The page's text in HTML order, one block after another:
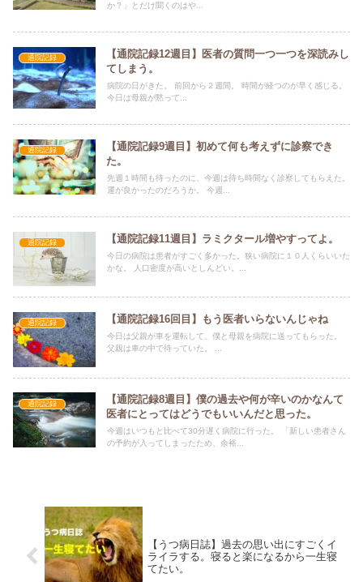
か？」とだけ聞くのはや...
通院記録
【通院記録12週目】医者の質問一つ一つを深読みし
てしまう。
病院の日がきた。 前回から２週間。 時間が経つのが早く感じる。
今日は母親が黙って...
通院記録
【通院記録9週目】初めて何も考えずに診察でき
た。
先週１時間も待ったのに、今週は待ち時間なく診察してもらえた。
運が良かったのだろうか。 今週...
通院記録 【通院記録11週目】ラミクタール増やすってよ。
今日の病院は患者がすごく多かった。狭い病院に１０人くらいいた
かな。 人口密度が高いとしんどい。...
通院記録 【通院記録16回目】もう医者いらないんじゃね
今日は父親が車を運転して、僕と母親を病院に送ってもらった。
父親は車の中で待っていた。 ...
通院記録
【通院記録8週目】僕の過去や何が辛いのかなんて
医者にとってはどうでもいいんだと思った。
今週はいつもと比べて30分遅く病院に行った。 「新しい患者さん
の予約が入ってしまったため、余裕...
【うつ病日誌】過去の思い出にすごくイ
ライラする。寝ると楽になるから一生寝
てたい。